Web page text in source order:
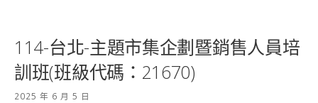
114-台北-主題市集企劃暨銷售人員培
訓班(班級代碼：21670)
2025 年 6 月 5 日